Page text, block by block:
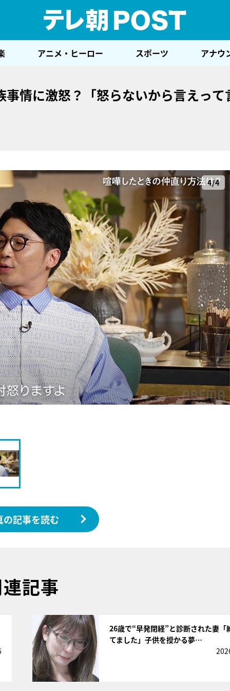
アニメ・ヒーロー スポーツ アナウ
情に激怒？「怒らないから言えって
4/4
の記事を読む
記事
26歳で“早発閉経”と診断された妻「
てました」子供を授かる夢…
『アイ＝ラブ！げーみん
E齋藤樹愛羅＆佐々木舞
ビュー